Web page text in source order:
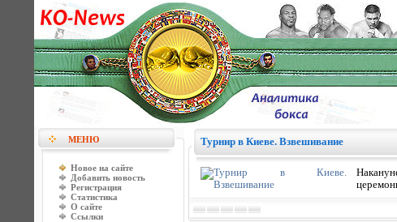
МЕНЮ
Новое на сайте
Добавить новость
Регистрация
Статистика
О сайте
Ссылки
Турнир в Киеве. Взвешивание